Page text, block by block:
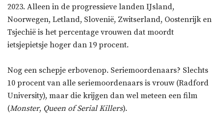
2023. Alleen in de progressieve landen IJsland,
Noorwegen, Letland, Slovenië, Zwitserland, Oostenrijk en
Tsjechië is het percentage vrouwen dat moordt
ietsjepietsje hoger dan 19 procent.
Nog een schepje erbovenop. Seriemoordenaars? Slechts
10 procent van alle seriemoordenaars is vrouw (Radford
University), maar die krijgen dan wel meteen een film
(Monster, Queen of Serial Killers).